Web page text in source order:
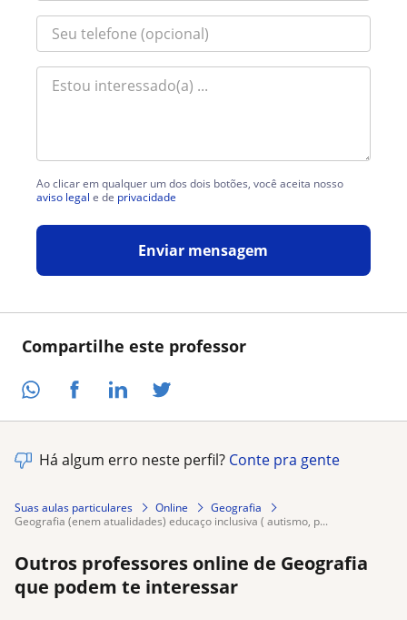
Compartilhe este professor
Ao clicar em qualquer um dos dois botões, você aceita nosso
aviso legal e de privacidade
Enviar mensagem
Há algum erro neste perfil? Conte pra gente
Suas aulas particulares Online
Geografia
geografia (enem atualidades) educaço inclusiva ( autismo, p...
Outros professores online de Geografia
que podem te interessar